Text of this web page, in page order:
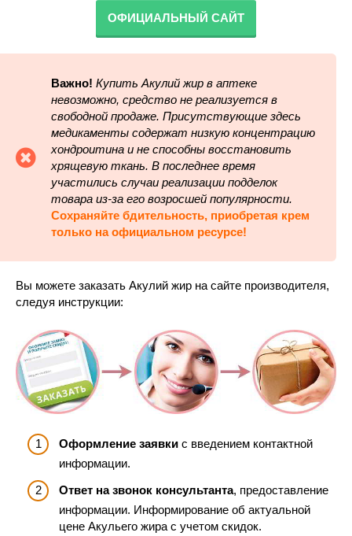
ОФИЦИАЛЬНЫЙ САЙТ
Важно! Купить Акулий жир в аптеке
невозможно, средство не реализуется в
свободной продаже. Присутствующие здесь
медикаменты содержат низкую концентрацию
хондроитина и не способны восстановить
хрящевую ткань. В последнее время
участились случаи реализации подделок
товара из-за его возросшей популярности.
Сохраняйте бдительность, приобретая крем
только на официальном ресурсе!
Вы можете заказать Акулий жир на сайте производителя,
следуя инструкции:
Оформление заявки с введением контактной
информации.
Ответ на звонок консультанта, предоставление
информации. Информирование об актуальной
цене Акульего жира с учетом скидок.